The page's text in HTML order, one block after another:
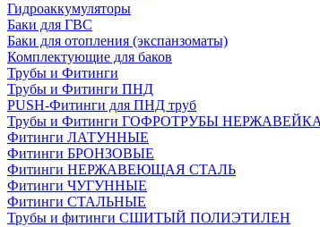
Гидроаккумуляторы
Баки для ГВС
Баки для отопления (экспанзоматы)
Комплектующие для баков
Трубы и Фитинги
Трубы и Фитинги ПНД
PUSH-Фитинги для ПНД труб
Трубы и Фитинги ГОФРОТРУБЫ НЕРЖАВЕЙКА
Фитинги ЛАТУННЫЕ
Фитинги БРОНЗОВЫЕ
Фитинги НЕРЖАВЕЮЩАЯ СТАЛЬ
Фитинги ЧУГУННЫЕ
Фитинги СТАЛЬНЫЕ
Трубы и фитинги СШИТЫЙ ПОЛИЭТИЛЕН